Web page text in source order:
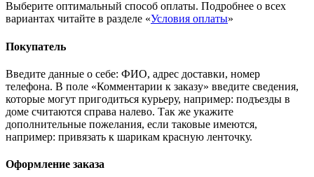
Выберите оптимальный способ оплаты. Подробнее о всех
вариантах читайте в разделе «Условия оплаты»
Покупатель
Введите данные о себе: ФИО, адрес доставки, номер
телефона. В поле «Комментарии к заказу» введите сведения,
которые могут пригодиться курьеру, например: подъезды в
доме считаются справа налево. Так же укажите
дополнительные пожелания, если таковые имеются,
например: привязать к шарикам красную ленточку.
Оформление заказа